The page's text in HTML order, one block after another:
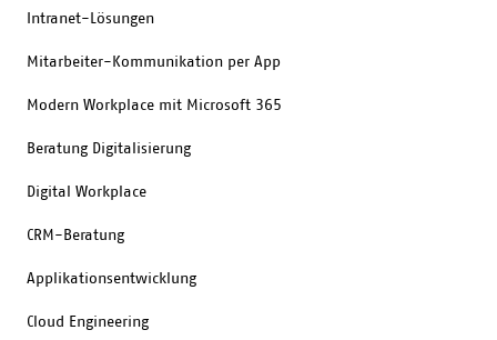
Intranet-Lösungen
Mitarbeiter-Kommunikation per App
Modern Workplace mit Microsoft 365
Beratung Digitalisierung
Digital Workplace
CRM-Beratung
Applikationsentwicklung
Cloud Engineering